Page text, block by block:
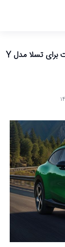
شیائومی YU7 وارد میدان میشود: رقیبی سرسخت برای تسلا مدل Y